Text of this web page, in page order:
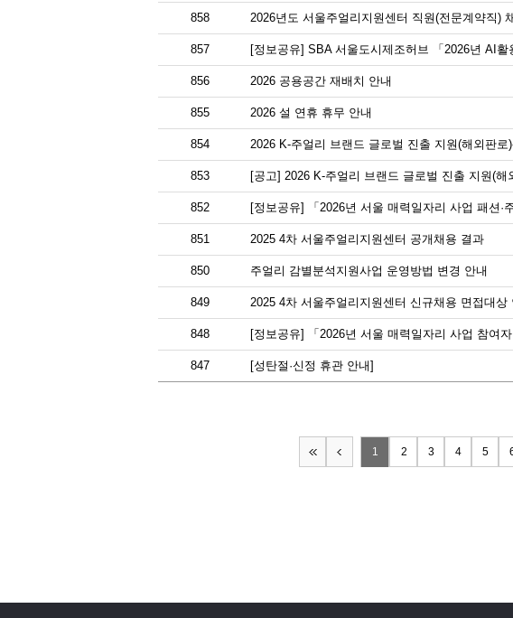
858 2026년도 서울주얼리지원센터 직원(전문계약직)
857 [정보공유] SBA 서울도시제조허브 「2026년 AI
856 2026 공용공간 재배치 안내
855 2026 설 연휴 휴무 안내
854 2026 K-주얼리 브랜드 글로벌 진출 지원(해외판
853 [공고] 2026 K-주얼리 브랜드 글로벌 진출 지원(
852 [정보공유] 「2026년 서울 매력일자리 사업 패션·
851 2025 4차 서울주얼리지원센터 공개채용 결과
850 주얼리 감별분석지원사업 운영방법 변경 안내
849 2025 4차 서울주얼리지원센터 신규채용 면접대상
848 [정보공유] 「2026년 서울 매력일자리 사업 참여
847 [성탄절·신정 휴관 안내]
1 2 3 4 5